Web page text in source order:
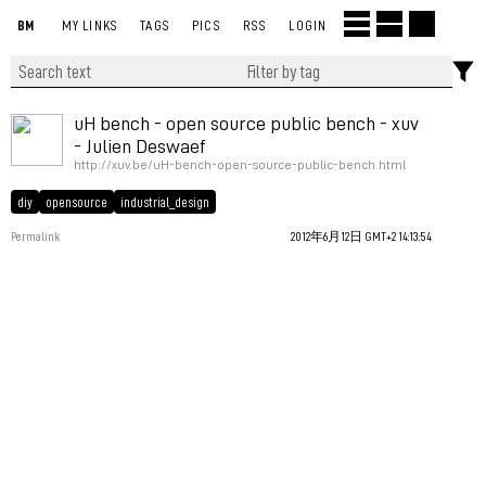
BM MY LINKS TAGS PICS RSS LOGIN
uH bench - open source public bench - xuv
- Julien Deswaef
http://xuv.be/uH-bench-open-source-public-bench.html
diy opensource industrial_design
Permalink 2012年6月12日 GMT+2 14:13:54